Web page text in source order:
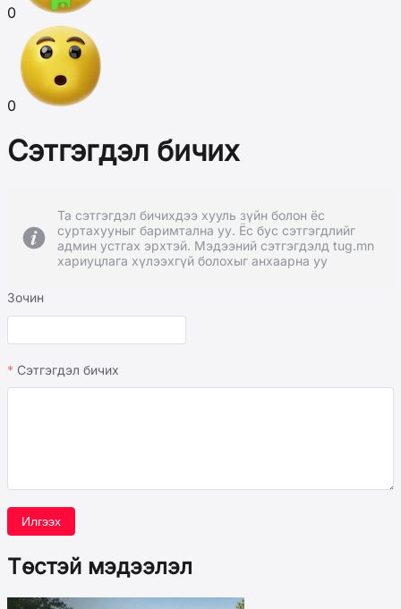
0
0
Сэтгэгдэл бичих
Та сэтгэгдэл бичихдээ хууль зүйн болон ёс
суртахууныг баримтална уу. Ёс бус сэтгэгдлийг
админ устгах эрхтэй. Мэдээний сэтгэгдэлд tug.mn
хариуцлага хүлээхгүй болохыг анхаарна уу
Зочин
Сэтгэгдэл бичих
Илгээх
Төстэй мэдээлэл